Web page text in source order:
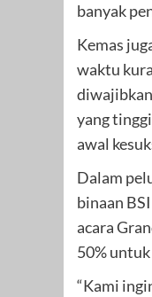
banyak
Kemas
waktu
yang
awal
Dalam
binaan
acara
50%
“Kami